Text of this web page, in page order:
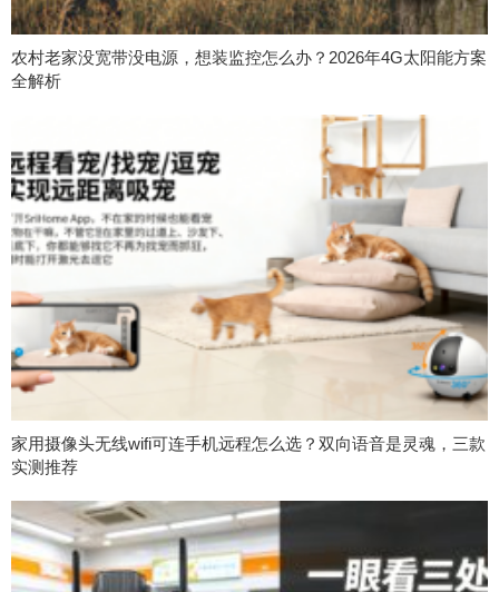
农村老家没宽带没电源，想装监控怎么办？2026年4G太阳能方案
全解析
家用摄像头无线wifi可连手机远程怎么选？双向语音是灵魂，三款
实测推荐